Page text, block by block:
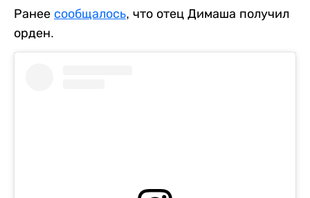
Ранее сообщалось, что отец Димаша получил
орден.